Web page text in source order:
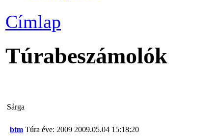
Címlap
Túrabeszámolók
Sárga
btm Túra éve: 2009 2009.05.04 15:18:20